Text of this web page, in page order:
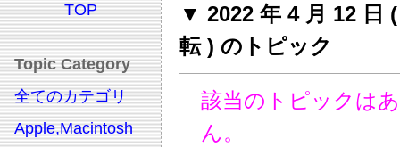
TOP
Topic Category
全てのカテゴリ
Apple,Macintosh
▼ 2022 年 4 月 12 日
転 ) のトピック
該当のトピックは
ん。